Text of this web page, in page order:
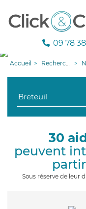
09 78
Accueil Recherche aide à domicile
30
peuvent
Sous réserve de leur